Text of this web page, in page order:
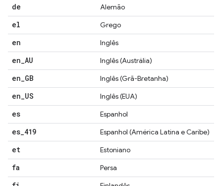
de Alemão
el Grego
en Inglês
en AU Inglês (Austrália)
en GB Inglês (Grã-Bretanha)
en US Inglês (EUA)
es Espanhol
es 419 Espanhol (América Latina e Caribe)
et Estoniano
fa Persa